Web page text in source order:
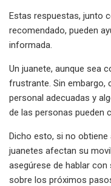
Estas respuestas, junto
recomendado, pueden
informada.
Un juanete, aunque sea
frustrante. Sin embargo,
personal adecuadas y
de las personas pueden
Dicho esto, si no
juanetes afectan su
asegúrese de hablar
sobre los próximos